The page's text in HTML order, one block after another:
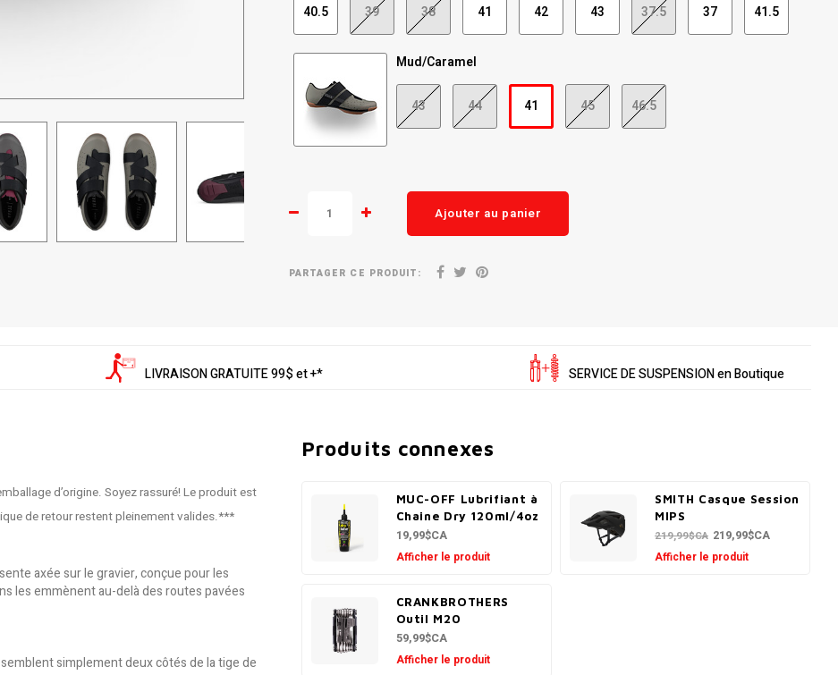
40.5 39 38 41 42 43 37.5 37 41.5
Mud/Caramel
43 44 41 45 46.5
Ajouter au panier
PARTAGER CE PRODUIT:
LIVRAISON GRATUITE 99$ et +* SERVICE DE SUSPENSION en Boutique
d’origine. Soyez rassuré! Le produit est
de retour restent pleinement valides.***
axée sur le gravier, conçue pour les
les emmènent au-delà des routes pavées
simplement deux côtés de la tige de
Produits connexes
MUC-OFF Lubrifiant à
Chaine Dry 120ml/4oz
19,99$CA
Afficher le produit
SMITH Casque Session
MIPS
219,99$CA 219,99$CA
Afficher le produit
CRANKBROTHERS
Outil M20
59,99$CA
Afficher le produit